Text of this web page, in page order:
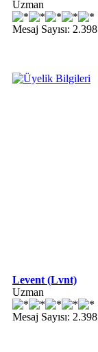
Uzman
Mesaj Sayısı: 2.398
Levent (Lvnt)
Uzman
Mesaj Sayısı: 2.398